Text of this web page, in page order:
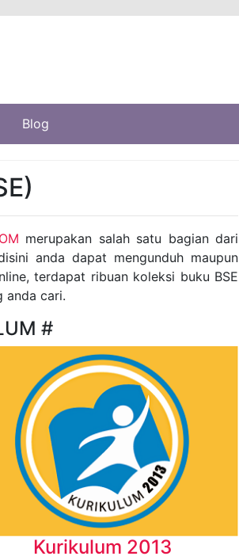
Blog
merupakan salah satu bagian dari
anda dapat mengunduh maupun
terdapat ribuan koleksi buku BSE
anda cari.
#
Kurikulum 2013